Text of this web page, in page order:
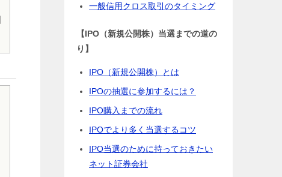
一般信用クロス取引のタイミング
【IPO（新規公開株）当選までの道の
り】
IPO（新規公開株）とは
IPOの抽選に参加するには？
IPO購入までの流れ
IPOでより多く当選するコツ
IPO当選のために持っておきたい
ネット証券会社